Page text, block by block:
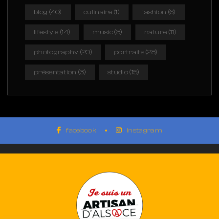
blog (40) culinaire (1) fashion (6)
lifestyle (14) music(3) nature (11)
photography (20) portraits(28)
présentation (3) studio(15)
facebook instagram